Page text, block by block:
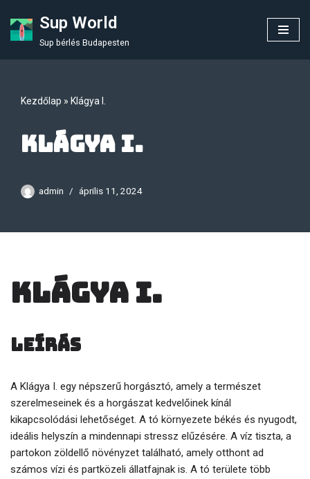
Skip
Sup World
Sup bérlés Budapesten
Kezdőlap » Klágya I.
Klágya I.
admin április 11, 2024
Klágya I.
Leírás
A Klágya I. egy népszerű horgásztó, amely a természet
szerelmeseinek és a horgászat kedvelőinek kínál
kikapcsolódási lehetőséget. A tó környezete békés és nyugodt,
ideális helyszín a mindennapi stressz elűzésére. A víz tiszta, a
partokon zöldellő növényzet található, amely otthont ad
számos vízi és partközeli állatfajnak is. A tó területe több